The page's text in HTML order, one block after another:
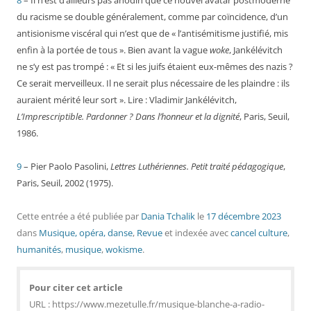
du racisme se double généralement, comme par coïncidence, d’un
antisionisme viscéral qui n’est que de « l’antisémitisme justifié, mis
enfin à la portée de tous ». Bien avant la vaguewoke, Jankélévitch
ne s’y est pas trompé : « Et si les juifs étaient eux-mêmes des nazis ?
Ce serait merveilleux. Il ne serait plus nécessaire de les plaindre : ils
auraient mérité leur sort ». Lire : Vladimir Jankélévitch,
L’Imprescriptible. Pardonner ? Dans l’honneur et la dignité, Paris, Seuil,
1986.
9– Pier Paolo Pasolini,Lettres Luthériennes. Petit traité pédagogique,
Paris, Seuil, 2002 (1975).
Cette entrée a été publiée par Dania Tchalik le 17 décembre 2023
dans Musique, opéra, danse, Revueet indexée aveccancel culture,
humanités, musique,wokisme.
Pour citer cet article
URL : https://www.mezetulle.fr/musique-blanche-a-radio-